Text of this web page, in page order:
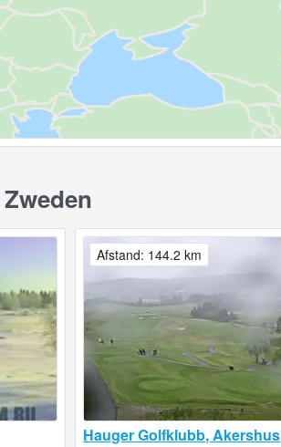
Hauger Golfklubb, Akershus
Afstand: 144.2 km